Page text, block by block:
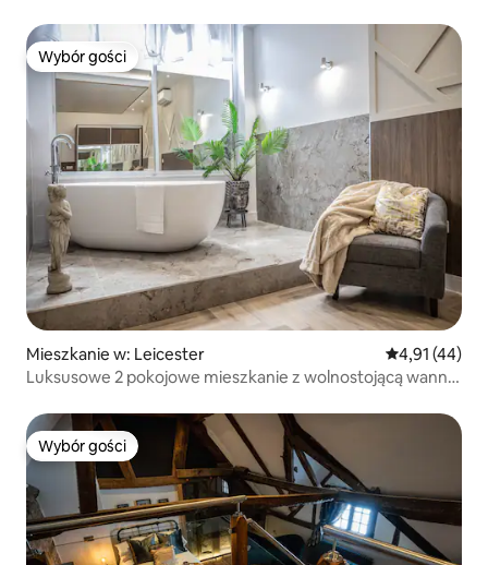
Wybór gości
Wybór gości
Mieszkanie w: Leicester Średnia
4,91 (44)
Luksusowe 2 pokojowe mieszkanie z wolnostojącą wanną
Wybór gości
Wybór gości